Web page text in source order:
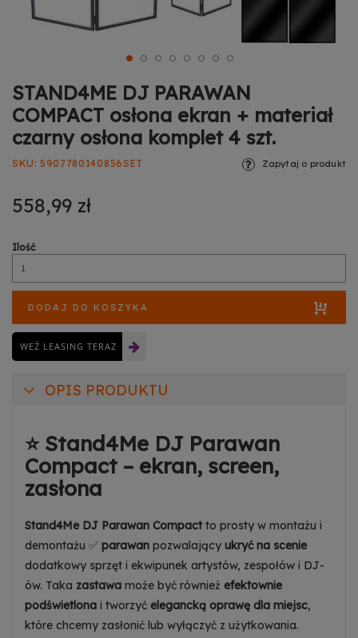
STAND4ME DJ PARAWAN
COMPACT osłona ekran + materiał
czarny osłona komplet 4 szt.
SKU 5907780140856SET
558,99 zł
Zapytaj o produkt
Ilość
DODAJ DO KOSZYKA
WEŹ LEASING TERAZ
OPIS PRODUKTU
⭐ Stand4Me DJ Parawan
Compact – ekran, screen,
zasłona
Stand4Me DJ Parawan Compactto prosty w montażu i
demontażu ✅ parawan pozwalający ukryć na scenie
dodatkowy sprzęt i ekwipunek artystów, zespołów i DJ-
ów. Taka zastawa może być również efektownie
podświetlona i tworzyć elegancką oprawę dla miejsc,
które chcemy zasłonić lub wyłączyć z użytkowania.